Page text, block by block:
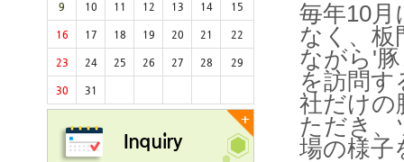
9 10 11 12 13 14 15
16 17 18 19 20 21 22
23 24 25 26 27 28 29
30 31
+
Inquiry
毎年10月
なく、板
ながら'
を訪問
社だけの
ただき、
場の様子